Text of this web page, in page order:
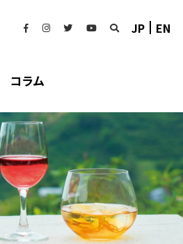
JP EN
コラム